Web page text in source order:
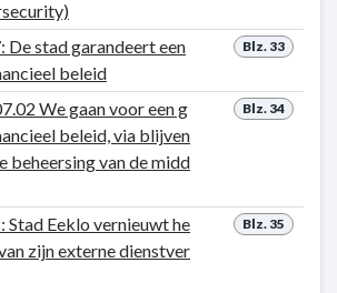
Blz. 33
De stad garandeert een
beleid
Blz. 34
We gaan voor een g
beleid, via blijven
beheersing van de midd
Blz. 35
Stad Eeklo vernieuwt he
zijn externe dienstver